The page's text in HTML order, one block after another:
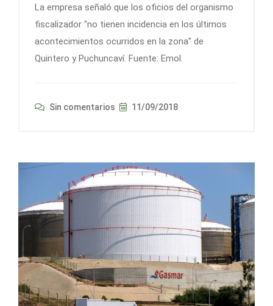
La empresa señaló que los oficios del organismo
fiscalizador "no tienen incidencia en los últimos
acontecimientos ocurridos en la zona" de
Quintero y Puchuncaví. Fuente: Emol.
Sin comentarios 11/09/2018